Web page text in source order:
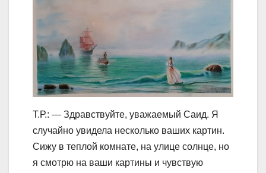
Т.Р.: — Здравствуйте, уважаемый Саид. Я
случайно увидела несколько ваших картин.
Сижу в теплой комнате, на улице солнце, но
я смотрю на ваши картины и чувствую